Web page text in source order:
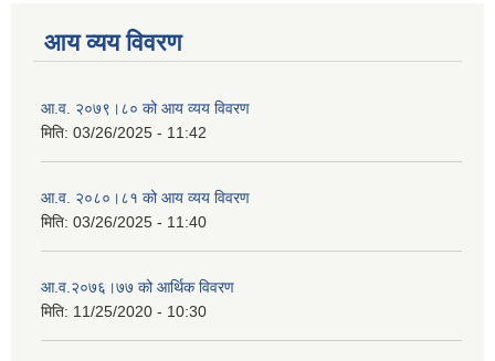
आय व्यय विवरण
आ.व. २०७९।८० को आय व्यय विवरण
मिति: 03/26/2025 - 11:42
आ.व. २०८०।८१ को आय व्यय विवरण
मिति: 03/26/2025 - 11:40
आ.व.२०७६।७७ को आर्थिक विवरण
मिति: 11/25/2020 - 10:30